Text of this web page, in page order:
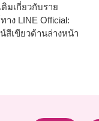
มเกี่ยวกับราย
ง LINE Official:
สีเขียวด้านล่างหน้า